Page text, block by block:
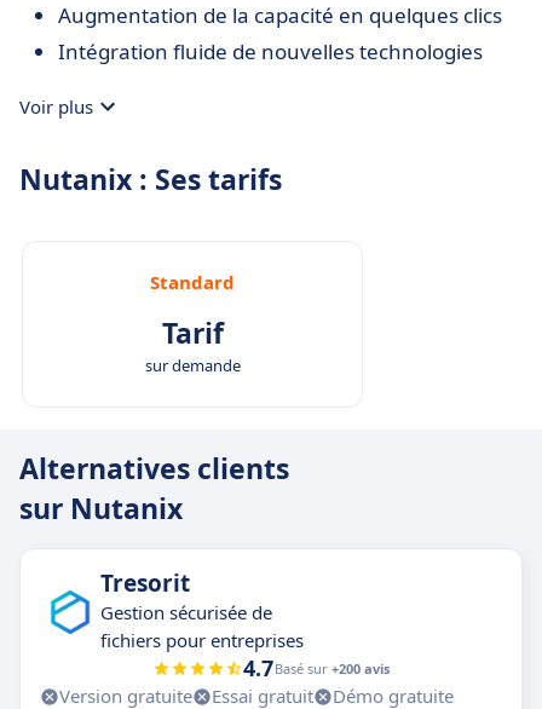
Augmentation de la capacité en quelques clics
Intégration fluide de nouvelles technologies
Voir plus
Nutanix : Ses tarifs
Standard
Tarif
sur demande
Alternatives clients
sur Nutanix
Tresorit
Gestion sécurisée de
fichiers pour entreprises
4.7Basé sur +200 avis
Version gratuite Essai gratuit
Démo gratuite